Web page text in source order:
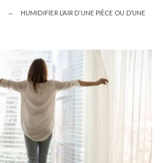
HUMIDIFIER L’AIR D’UNE PIÈCE OU D’UNE